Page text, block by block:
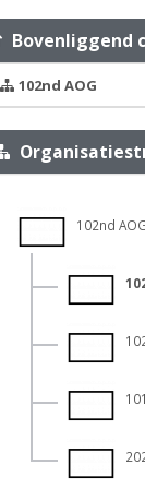
Bovenliggend
102nd AOG
102nd AOG